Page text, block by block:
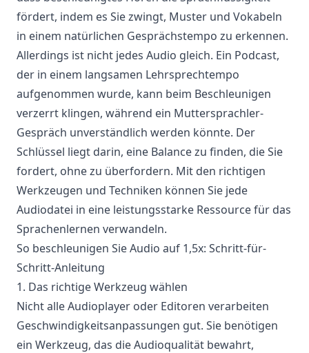
fördert, indem es Sie zwingt, Muster und Vokabeln
in einem natürlichen Gesprächstempo zu erkennen.
Allerdings ist nicht jedes Audio gleich. Ein Podcast,
der in einem langsamen Lehrsprechtempo
aufgenommen wurde, kann beim Beschleunigen
verzerrt klingen, während ein Muttersprachler-
Gespräch unverständlich werden könnte. Der
Schlüssel liegt darin, eine Balance zu finden, die Sie
fordert, ohne zu überfordern. Mit den richtigen
Werkzeugen und Techniken können Sie jede
Audiodatei in eine leistungsstarke Ressource für das
Sprachenlernen verwandeln.
So beschleunigen Sie Audio auf 1,5x: Schritt-für-
Schritt-Anleitung
1. Das richtige Werkzeug wählen
Nicht alle Audioplayer oder Editoren verarbeiten
Geschwindigkeitsanpassungen gut. Sie benötigen
ein Werkzeug, das die Audioqualität bewahrt,